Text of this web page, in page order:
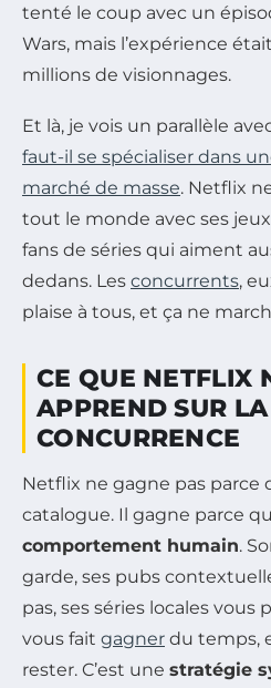
tenté le coup avec un
Wars, mais l’expérience
millions de visionnages.
Et là, je vois un parallèle
faut-il se spécialiser dans
marché de masse. Netflix
tout le monde avec ses
fans de séries qui aiment
dedans. Les concurrents,
plaise à tous, et ça ne
CE QUE NETFLIX
APPREND SUR LA
CONCURRENCE
Netflix ne gagne pas parce
catalogue. Il gagne parce
comportement humain.
garde, ses pubs
pas, ses séries locales vous
vous fait gagner du temps,
rester. C’est une stratégie